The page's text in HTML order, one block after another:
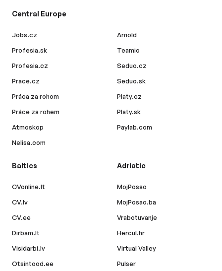
Central Europe
Jobs.cz
Profesia.sk
Profesia.cz
Prace.cz
Práca za rohom
Práce za rohem
Atmoskop
Nelisa.com
Arnold
Teamio
Seduo.cz
Seduo.sk
Platy.cz
Platy.sk
Paylab.com
Baltics
CVonline.lt
CV.lv
CV.ee
Dirbam.lt
Visidarbi.lv
Otsintood.ee
Adriatic
MojPosao
MojPosao.ba
Vrabotuvanje
Hercul.hr
Virtual Valley
Pulser